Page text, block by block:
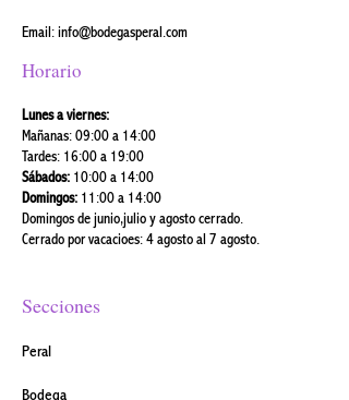
Email: info@bodegasperal.com
Horario
Lunes a viernes:
Mañanas: 09:00 a 14:00
Tardes: 16:00 a 19:00
Sábados: 10:00 a 14:00
Domingos: 11:00 a 14:00
Domingos de junio,julio y agosto cerrado.
Cerrado por vacacioes: 4 agosto al 7 agosto.
Secciones
Peral
Bodega